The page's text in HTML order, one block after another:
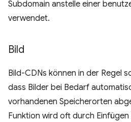
Subdomain anstelle einer
verwendet.
Bild
Bild-CDNs können in der Regel
dass Bilder bei Bedarf
vorhandenen Speicherorten
Funktion wird oft durch